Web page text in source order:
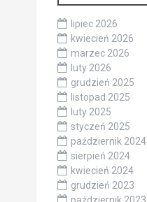
lipiec 2026
kwiecień 2026
marzec 2026
luty 2026
grudzień 2025
listopad 2025
luty 2025
styczeń 2025
październik 2024
sierpień 2024
kwiecień 2024
grudzień 2023